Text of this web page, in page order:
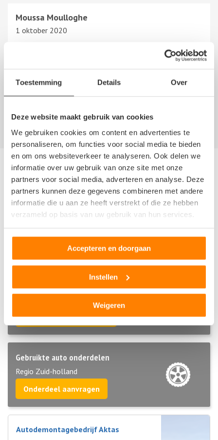
Toestemming Details Over
Deze website maakt gebruik van cookies
We gebruiken cookies om content en advertenties te
personaliseren, om functies voor social media te bieden
en om ons websiteverkeer te analyseren. Ook delen we
informatie over uw gebruik van onze site met onze
partners voor social media, adverteren en analyse. Deze
partners kunnen deze gegevens combineren met andere
informatie die u aan ze heeft verstrekt of die ze hebben
verzameld op basis van uw gebruik van hun services.
Accepteren en doorgaan
Instellen
Weigeren
Moussa Moulloghe
1 oktober 2020
Ze komen hun afspraken niet na. Ze hebben een bod
gedaan op mijn sloopauto. Toen ze hem kwamen
ophalen namen ze hem niet mee omdat de uitlaat met
Toon meer
Andere autosloperijen in de buurt
Bent u op zoek naar een andere autosloperij, autosloop of
autodemontagebedrijf in de buurt van Autosloperij “Atlas”
V.O.F.? Hieronder vind u een overzicht van autosloperijen in
Rotterdam,Zuid-holland. Deze bedrijven kunnen u helpen als
u uw sloopauto wilt verkopen of als u tweedehands of
Bel direct 06 299 666 24
Gebruikte auto onderdelen
Regio Zuid-holland
Onderdeel aanvragen
Autodemontagebedrijf Aktas